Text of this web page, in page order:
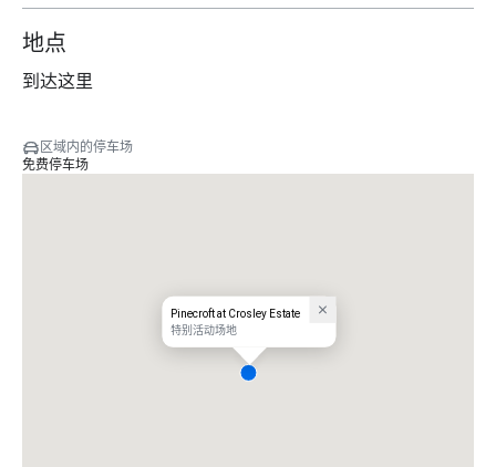
地点
到达这里
区域内的停车场
免费停车场
Pinecroft at Crosley Estate
特别活动场地